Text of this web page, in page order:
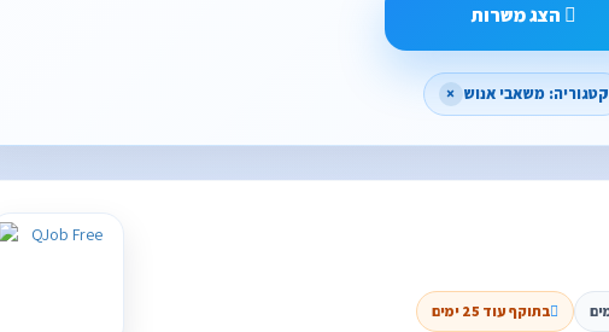
הצג משרות
קטגוריה: משאבי אנוש ×
בתוקף עוד 25 ימים